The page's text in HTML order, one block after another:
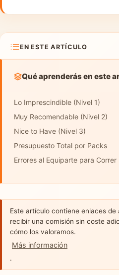
EN ESTE ARTÍCULO
Qué aprenderás en este
Lo Imprescindible (Nivel 1)
Muy Recomendable (Nivel 2)
Nice to Have (Nivel 3)
Presupuesto Total por Packs
Errores al Equiparte para Correr
Este artículo contiene enlaces
recibir una comisión sin coste
cómo los valoramos.
Más información
.